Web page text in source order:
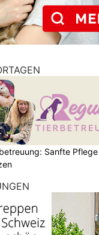
Sanfte